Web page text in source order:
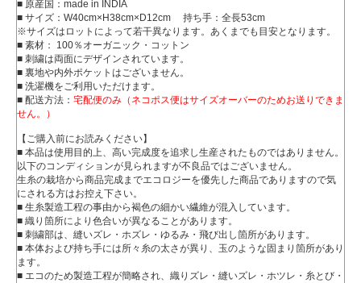
■ 原産国：made in INDIA
■ サイズ：W40cm×H38cm×D12cm 持ち手：全長53cm
※サイズはロットによって若干異なります。あくまでも目安となります。
■ 素材： 100％オーガニック・コットン
■ 刺繍は両面にデザインされています。
■ 裏地や内外ポケットはございません。
■ 洗濯機をご利用いただけます。
■ 配送方法： 宅配便のみ（ネコポス便はサイズオーバーのためお送りできま
せん。）
【ご購入前にお読みください】
■ 本品は使用目的上、高い完成度を追求し生産されたものではありません。
以下のコンディションが見られますが不良品ではございません。
生糸の栽培から商品完成までエコロジーを優先した商品でありますので気
にされる方はお控え下さい。
■ 生糸製造工程の事由から褐色の細かい繊維が混入しています。
■ 織り箇所により色合いが異なることがあります。
■ 刺繍部は、縫いズレ・ホズレ・ゆるみ・飛び出し箇所があります。
■ 本体および持ち手には所々糸の太さが異り、玉のような固まり箇所があり
ます。
■ エコのため製造工程が簡略され、織りズレ・縫いズレ・ホツレ・糸とび・